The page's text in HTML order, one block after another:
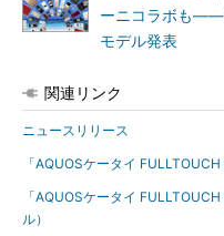
ーニコラボも――
モデル発表
関連リンク
ニュースリリース
「AQUOSケータイ
「AQUOSケータイ
ル）